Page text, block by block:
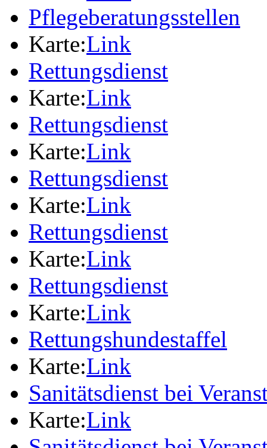
Pflegeberatungsstellen
Karte:Link
Rettungsdienst
Karte:Link
Rettungsdienst
Karte:Link
Rettungsdienst
Karte:Link
Rettungsdienst
Karte:Link
Rettungsdienst
Karte:Link
Rettungshundestaffel
Karte:Link
Sanitätsdienst bei
Karte:Link